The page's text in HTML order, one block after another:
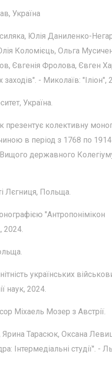
Україна
Юлія Даниленко-
Коломієць, Ольга
Євгенія Фролова, Євген
- Миколаїв: "Іліон",
Україна.
презентує колективну
в період з 1768 по
державного
Лєгниця, Польща.
"Антропонімікон
2024.
українських
наук, 2024.
Міхаель Мозер з Австрії.
Ярина Тарасюк, Оксана
Інтермедіальні студії". -